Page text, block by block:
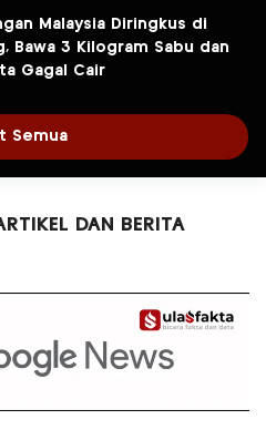
Malaysia Diringkus di
Bawa 3 Kilogram Sabu dan
Gagal Cair
Semua
DAN BERITA